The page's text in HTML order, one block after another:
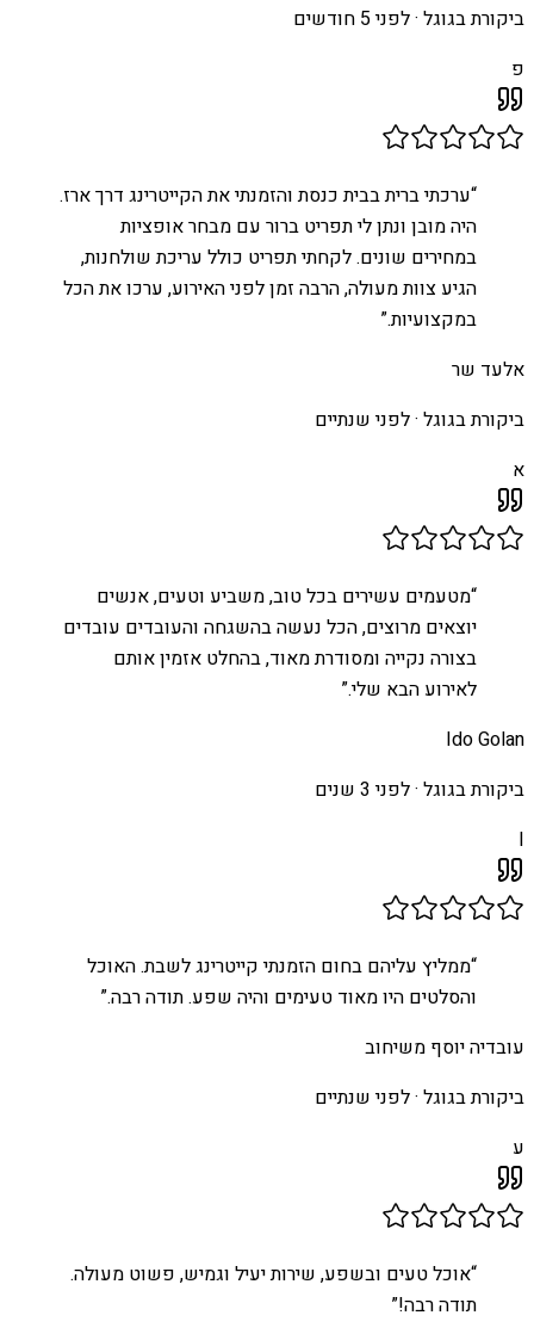
ביקורת בגוגל ·לפני 5 חודשים
פ
“ערכתי ברית בבית כנסת והזמנתי את הקייטרינג דרך ארז.
היה מובן ונתן לי תפריט ברור עם מבחר אופציות
במחירים שונים. לקחתי תפריט כולל עריכת שולחנות,
הגיע צוות מעולה, הרבה זמן לפני האירוע, ערכו את הכל
במקצועיות.”
אלעד שר
ביקורת בגוגל ·לפני שנתיים
א
“מטעמים עשירים בכל טוב, משביע וטעים, אנשים
יוצאים מרוצים, הכל נעשה בהשגחה והעובדים עובדים
בצורה נקייה ומסודרת מאוד, בהחלט אזמין אותם
לאירוע הבא שלי.”
Ido Golan
ביקורת בגוגל ·לפני 3 שנים
I
“ממליץ עליהם בחום הזמנתי קייטרינג לשבת. האוכל
והסלטים היו מאוד טעימים והיה שפע. תודה רבה.”
עובדיה יוסף משיחוב
ביקורת בגוגל ·לפני שנתיים
ע
“אוכל טעים ובשפע, שירות יעיל וגמיש, פשוט מעולה.
תודה רבה!”